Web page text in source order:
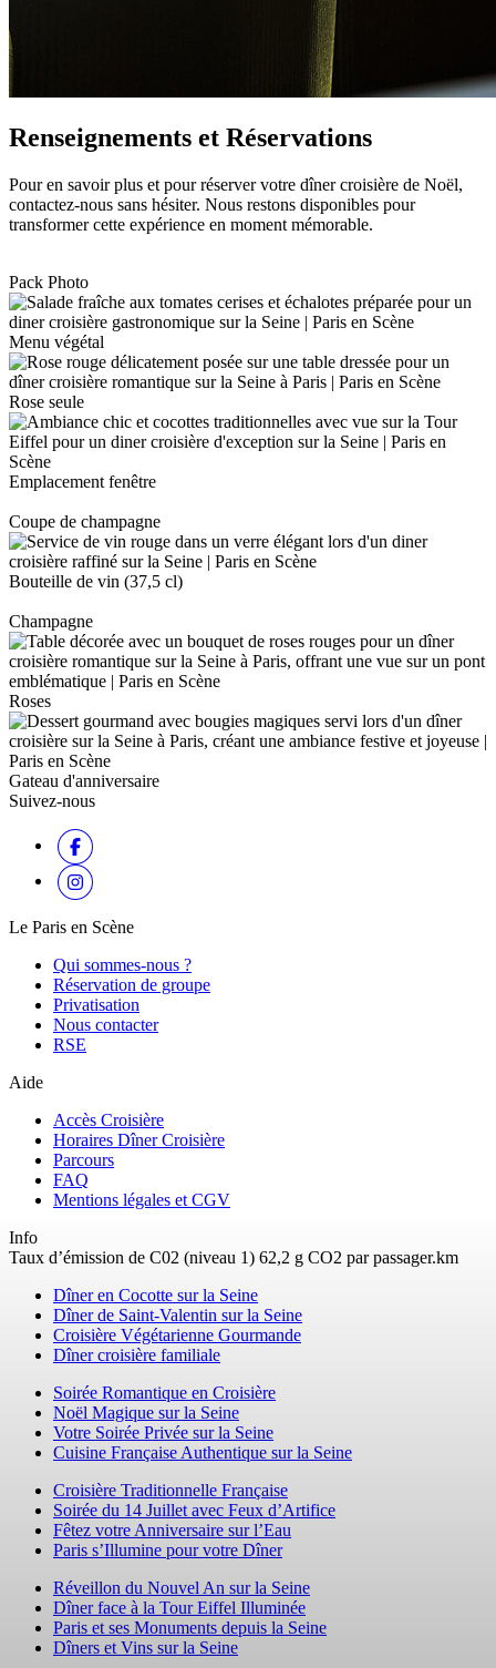
Renseignements et Réservations
Pour en savoir plus et pour réserver votre dîner croisière de Noël,
contactez-nous sans hésiter. Nous restons disponibles pour
transformer cette expérience en moment mémorable.
Pack Photo
Menu végétal
Rose seule
Emplacement fenêtre
Coupe de champagne
Bouteille de vin (37,5 cl)
Champagne
Roses
Gateau d'anniversaire
Suivez-nous
Le Paris en Scène
Qui sommes-nous ?
Réservation de groupe
Privatisation
Nous contacter
RSE
Aide
Accès Croisière
Horaires Dîner Croisière
Parcours
FAQ
Mentions légales et CGV
Info
Taux d’émission de C02 (niveau 1) 62,2 g CO2 par passager.km
Dîner en Cocotte sur la Seine
Dîner de Saint-Valentin sur la Seine
Croisière Végétarienne Gourmande
Dîner croisière familiale
Soirée Romantique en Croisière
Noël Magique sur la Seine
Votre Soirée Privée sur la Seine
Cuisine Française Authentique sur la Seine
Croisière Traditionnelle Française
Soirée du 14 Juillet avec Feux d’Artifice
Fêtez votre Anniversaire sur l’Eau
Paris s’Illumine pour votre Dîner
Réveillon du Nouvel An sur la Seine
Dîner face à la Tour Eiffel Illuminée
Paris et ses Monuments depuis la Seine
Dîners et Vins sur la Seine